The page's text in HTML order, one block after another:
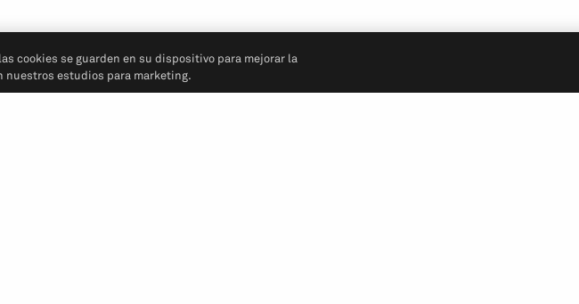
cookies se guarden en su dispositivo para mejorar la
nuestros estudios para marketing.